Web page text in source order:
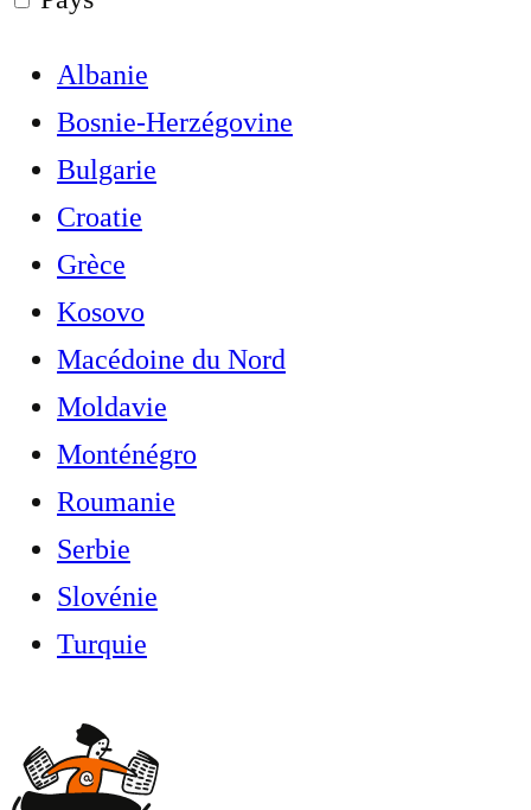
Albanie
Bosnie-Herzégovine
Bulgarie
Croatie
Grèce
Kosovo
Macédoine du Nord
Moldavie
Monténégro
Roumanie
Serbie
Slovénie
Turquie